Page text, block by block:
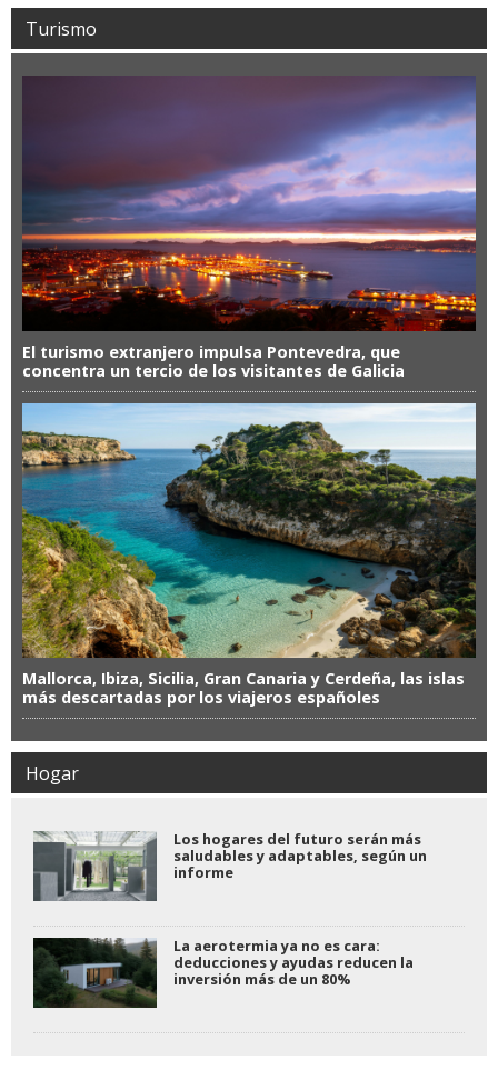
Turismo
El turismo extranjero impulsa Pontevedra, que
concentra un tercio de los visitantes de Galicia
Mallorca, Ibiza, Sicilia, Gran Canaria y Cerdeña, las islas
más descartadas por los viajeros españoles
Hogar
Los hogares del futuro serán más
saludables y adaptables, según un
informe
La aerotermia ya no es cara:
deducciones y ayudas reducen la
inversión más de un 80%